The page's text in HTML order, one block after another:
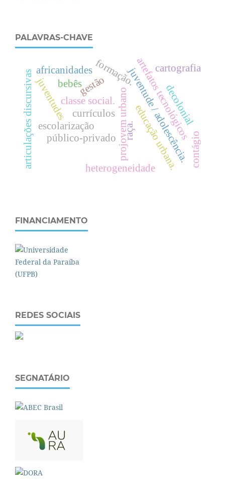
PALAVRAS-CHAVE
currículos projovem urbanojuventude / adolescência.
e
d
u
c
a
ç
ã
o
u
r
b
a
n
a
.
classe social.
raça.
gestão
juventudes
escolarização
heterogeneidade
público-privado artefatos tecnológicos
formação.
decolonial
bebês
contágio
cartografia
articulações discursivas africanidades
FINANCIAMENTO
REDES SOCIAIS
SEGNATÁRIO